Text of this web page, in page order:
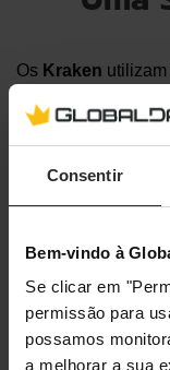
Consentir
Bem-vindo à
Se clicar em
permissão para
possamos
a melhorar a sua
Os Kraken
mangas de nylon
sem
motherboard
térmica de alto
que assegura uma